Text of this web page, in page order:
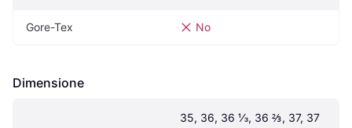
Gore-Tex No
Dimensione
35, 36, 36 ⅓, 36 ⅔, 37, 37